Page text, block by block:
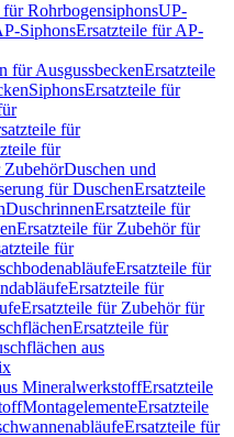
für RohrbogensiphonsUP-
SiphonsErsatzteile für AP-
für AusgussbeckenErsatzteile
SiphonsErsatzteile für
für
für
ZubehörDuschen und
für DuschenErsatzteile
DuschrinnenErsatzteile für
Ersatzteile für Zubehör für
für
Ersatzteile für
Ersatzteile für
Ersatzteile für Zubehör für
Ersatzteile für
aus
MineralwerkstoffErsatzteile
MontagelementeErsatzteile
Ersatzteile für